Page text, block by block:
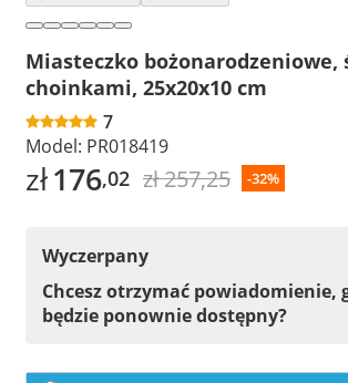
Miasteczko bożonarodzeniowe,
choinkami, 25x20x10 cm
7
Model: PR018419
zł176,02 zł 257,25 -32%
Wyczerpany
Chcesz otrzymać powiadomienie,
będzie ponownie dostępny?